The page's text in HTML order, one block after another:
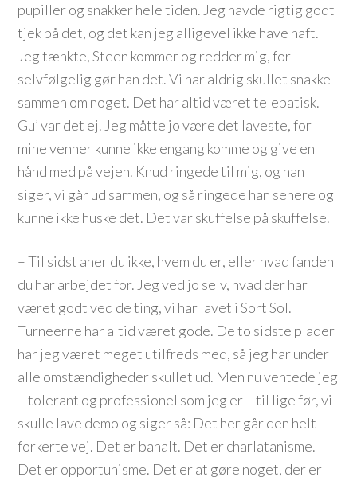
pupiller og snakker hele tiden. Jeg havde rigtig godt
tjek på det, og det kan jeg alligevel ikke have haft.
Jeg tænkte, Steen kommer og redder mig, for
selvfølgelig gør han det. Vi har aldrig skullet snakke
sammen om noget. Det har altid været telepatisk.
Gu’ var det ej. Jeg måtte jo være det laveste, for
mine venner kunne ikke engang komme og give en
hånd med på vejen. Knud ringede til mig, og han
siger, vi går ud sammen, og så ringede han senere og
kunne ikke huske det. Det var skuffelse på skuffelse.
– Til sidst aner du ikke, hvem du er, eller hvad fanden
du har arbejdet for. Jeg ved jo selv, hvad der har
været godt ved de ting, vi har lavet i Sort Sol.
Turneerne har altid været gode. De to sidste plader
har jeg været meget utilfreds med, så jeg har under
alle omstændigheder skullet ud. Men nu ventede jeg
– tolerant og professionel som jeg er – til lige før, vi
skulle lave demo og siger så: Det her går den helt
forkerte vej. Det er banalt. Det er charlatanisme.
Det er opportunisme. Det er at gøre noget, der er